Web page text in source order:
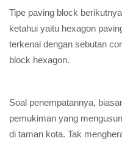
Tipe paving block
ketahui yaitu hexagon
terkenal dengan sebutan
block hexagon.
Soal penempatannya,
pemukiman yang
di taman kota. Tak